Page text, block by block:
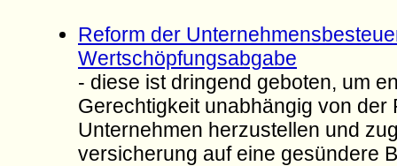
Reform der
Wertschöpfungsabgabe
- diese ist dringend geboten, um
Gerechtigkeit unabhängig von der
Unternehmen herzustellen und
versicherung auf eine gesündere